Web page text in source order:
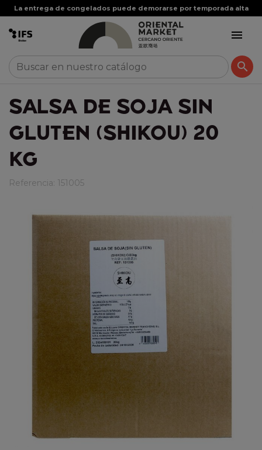
La entrega de congelados puede demorarse por temporada alta


SALSA DE SOJA SIN
GLUTEN (SHIKOU) 20
KG
Referencia: 151005